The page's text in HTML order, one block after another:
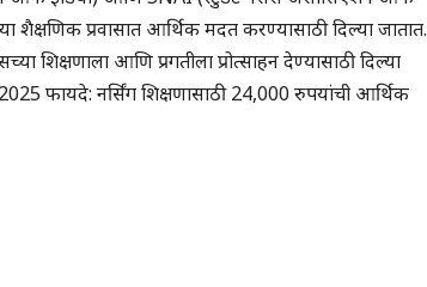
शैक्षणिक प्रवासात आर्थिक मदत करण्यासाठी दिल्या जातात.
शिक्षणाला आणि प्रगतीला प्रोत्साहन देण्यासाठी दिल्या
फायदे: नर्सिंग शिक्षणासाठी 24,000 रुपयांची आर्थिक